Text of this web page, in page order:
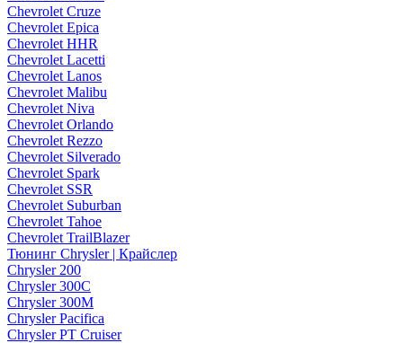
Chevrolet Cruze
Chevrolet Epica
Chevrolet HHR
Chevrolet Lacetti
Chevrolet Lanos
Chevrolet Malibu
Chevrolet Niva
Chevrolet Orlando
Chevrolet Rezzo
Chevrolet Silverado
Chevrolet Spark
Chevrolet SSR
Chevrolet Suburban
Chevrolet Tahoe
Chevrolet TrailBlazer
Тюнинг Chrysler | Крайслер
Chrysler 200
Chrysler 300C
Chrysler 300M
Chrysler Pacifica
Chrysler PT Cruiser